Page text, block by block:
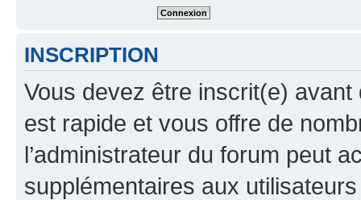
INSCRIPTION
Vous devez être inscrit(e) avant
est rapide et vous offre de
l’administrateur du forum peut
supplémentaires aux